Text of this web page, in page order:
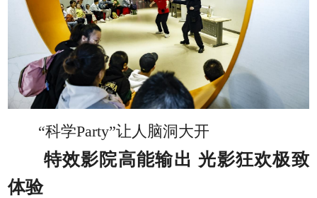
“科学Party”让人脑洞大开
特效影院高能输出 光影狂欢极致
体验